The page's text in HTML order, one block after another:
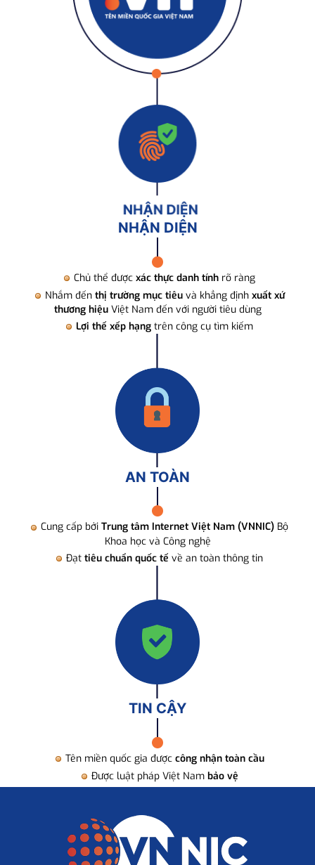
NHẬN DIỆN
Chủ thể được xác thực danh tính rõ ràng
Nhắm đến thị trường mục tiêuvà khẳng định xuất xứ
thương hiệuViệt Nam đến với người tiêu dùng
Lợi thế xếp hạng trên công cụ tìm kiếm
AN TOÀN
Cung cấp bởi Trung tâm Internet Việt Nam (VNNIC) Bộ
Khoa học và Công nghệ
Đạt tiêu chuẩn quốc tế về an toàn thông tin
TIN CẬY
Tên miền quốc gia được công nhận toàn cầu
Được luật pháp Việt Nam bảo vệ